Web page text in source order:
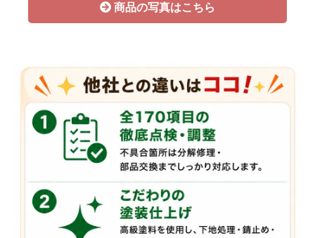
商品の写真はこちら